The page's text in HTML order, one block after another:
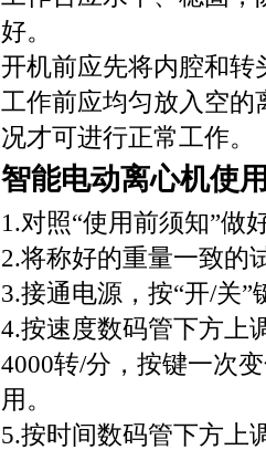
好。
开机前应先将内腔和转
工作前应均匀放入空的
况才可进行正常工作。
智能电动离心机使
1.对照“使用前须知”做
2.将称好的重量一致的
3.接通电源，按“开/关”
4.按速度数码管下方上
4000转/分，按键一次
用。
5.按时间数码管下方上